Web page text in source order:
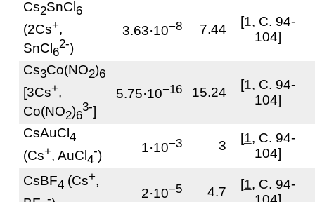
Cs2SnCl6
(2Cs+,
SnCl6
2-)
3.63·10−8 7.44
[1, С. 94-
104]
Cs3Co(NO2)6
[3Cs+,
Co(NO2)6
3-]
5.75·10−16 15.24
[1, С. 94-
104]
CsAuCl 4
(Cs+, AuCl 4
-)
1·10−3 3
[1, С. 94-
104]
CsBF4 (Cs+,
- 2·10−5 4.7
[1, С. 94-